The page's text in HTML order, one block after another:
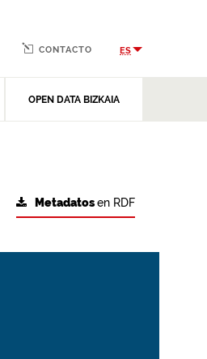
OPEN DATA BIZKAIA
CONTACTO ES
Metadatosen RDF